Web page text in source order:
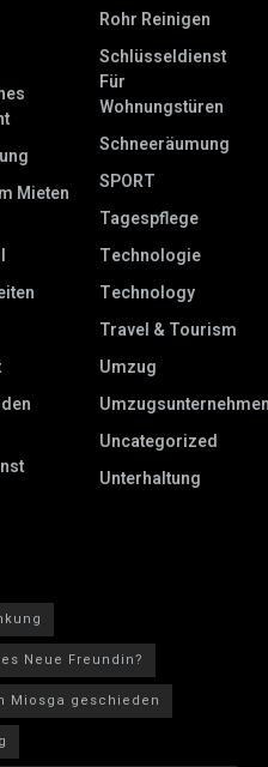
Mieten
Rohr Reinigen
Schlüsseldienst
Für
Wohnungstüren
Schneeräumung
SPORT
Tagespflege
Technologie
Technology
Travel & Tourism
Umzug
Uncategorized
Unterhaltung
Neue Freundin?
Miosga geschieden